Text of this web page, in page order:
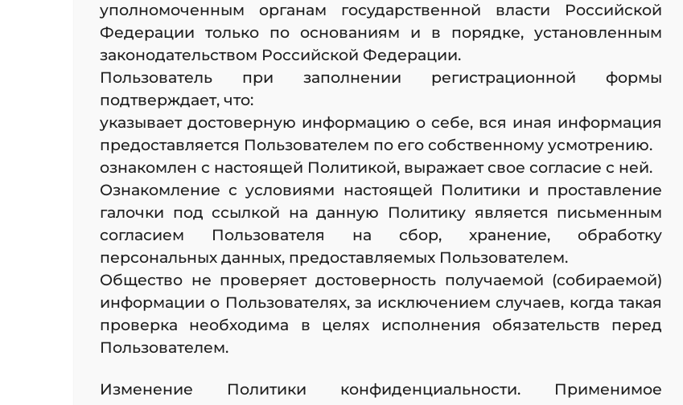
уполномоченным органам государственной власти Российской
Федерации только по основаниям и в порядке, установленным
законодательством Российской Федерации.
Пользователь при заполнении регистрационной формы
подтверждает, что:
указывает достоверную информацию о себе, вся иная информация
предоставляется Пользователем по его собственному усмотрению.
ознакомлен с настоящей Политикой, выражает свое согласие с ней.
Ознакомление с условиями настоящей Политики и проставление
галочки под ссылкой на данную Политику является письменным
согласием Пользователя на сбор, хранение, обработку
персональных данных, предоставляемых Пользователем.
Общество не проверяет достоверность получаемой (собираемой)
информации о Пользователях, за исключением случаев, когда такая
проверка необходима в целях исполнения обязательств перед
Пользователем.
Изменение Политики конфиденциальности. Применимое